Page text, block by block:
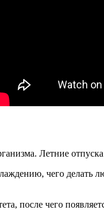
Летние
чего делать
после чего